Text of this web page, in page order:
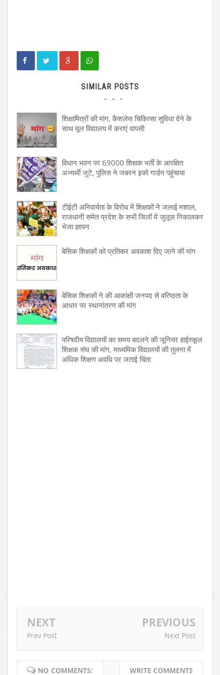
SIMILAR POSTS
शिक्षामित्रों की मांग, कैशलेस चिकित्सा सुविधा देने के
साथ मूल विद्यालय में कराएं वापसी
विधान भवन पर 69000 शिक्षक भर्ती के आरक्षित
अभ्यर्थी जुटे, पुलिस ने जबरन इको गार्डन पहुंचाया
टीईटी अनिवार्यता के विरोध में शिक्षकों ने जलाई मशाल,
राजधानी समेत प्रदेश के सभी जिलों में जुलूस निकालकर
भेजा ज्ञापन
बेसिक शिक्षकों को प्रतिकर अवकाश दिए जाने की मांग
बेसिक शिक्षकों ने की आकांक्षी जनपद से वरिष्ठता के
आधार पर स्थानांतरण की मांग
परिषदीय विद्यालयों का समय बदलने की जूनियर हाईस्कूल
शिक्षक संघ की मांग, माध्यमिक विद्यालयों की तुलना में
अधिक शिक्षण अवधि पर जताई चिंता
NEXT
Prev Post
PREVIOUS
Next Post
NO COMMENTS: WRITE COMMENTS